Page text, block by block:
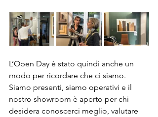
L’Open Day è stato quindi anche un
modo per ricordare che ci siamo.
Siamo presenti, siamo operativi e il
nostro showroom è aperto per chi
desidera conoscerci meglio, valutare